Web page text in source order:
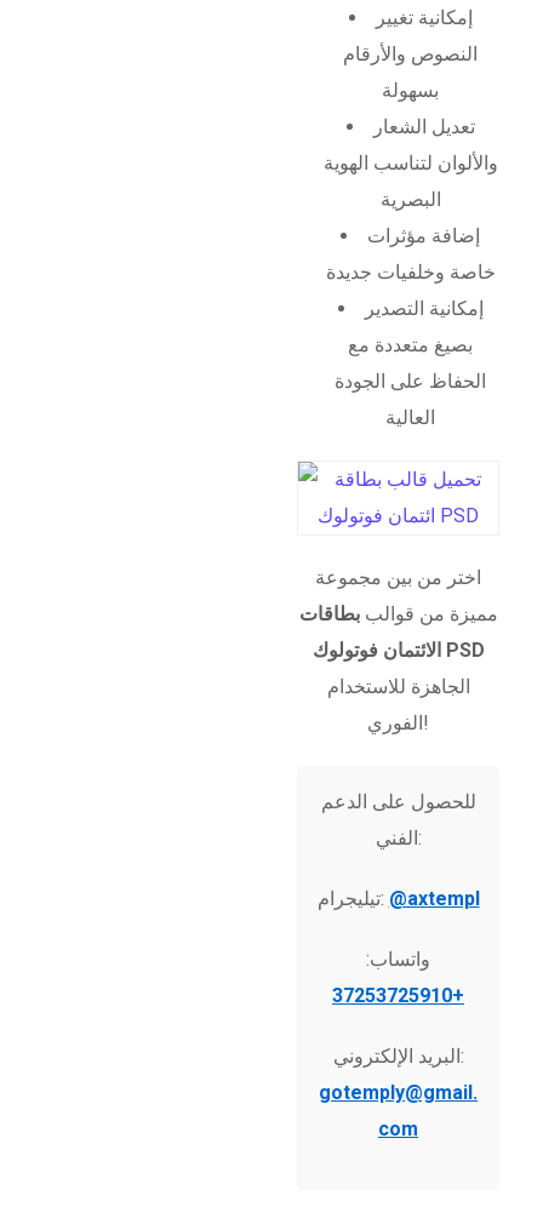
إمكانية تغيير
النصوص والأرقام
بسهولة
تعديل الشعار
والألوان لتناسب الهوية
البصرية
إضافة مؤثرات
خاصة وخلفيات جديدة
إمكانية التصدير
بصيغ متعددة مع
الحفاظ على الجودة
العالية
اختر من بين مجموعة
مميزة من قوالببطاقات
الائتمان فوتولوك PSD
الجاهزة للاستخدام
الفوري!
للحصول على الدعم
الفني:
تيليجرام: @axtempl
واتساب:
+37253725910
البريد الإلكتروني:
gotemply@gmail.
com